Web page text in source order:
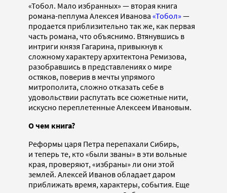
«Тобол. Мало избранных» — вторая книга
романа-пеплума Алексея Иванова «Тобол» —
продается приблизительно так же, как первая
часть романа, что объяснимо. Втянувшись в
интриги князя Гагарина, привыкнув к
сложному характеру архитектона Ремизова,
разобравшись в представлениях о мире
остяков, поверив в мечты упрямого
митрополита, сложно отказать себе в
удовольствии распутать все сюжетные нити,
искусно переплетенные Алексеем Ивановым.
О чем книга?
Реформы царя Петра перепахали Сибирь,
и теперь те, кто «были званы» в эти вольные
края, проверяют, «избраны» ли они этой
землей. Алексей Иванов обладает даром
приближать время, характеры, события. Еще